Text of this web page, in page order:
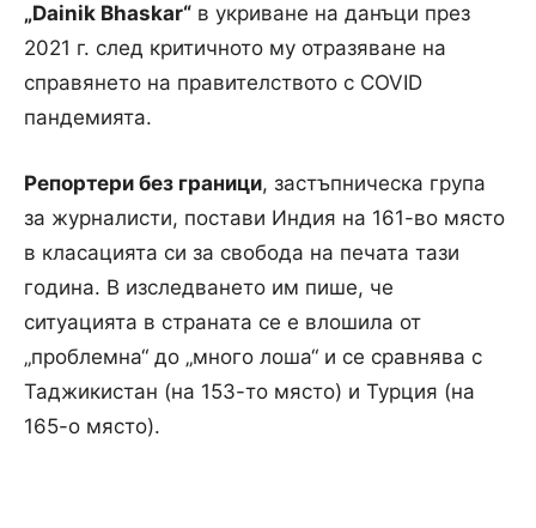
„Dainik Bhaskar“ в укриване на данъци през
2021 г. след критичното му отразяване на
справянето на правителството с COVID
пандемията.
Репортери без граници, застъпническа група
за журналисти, постави Индия на 161-во място
в класацията си за свобода на печата тази
година. В изследването им пише, че
ситуацията в страната се е влошила от
„проблемна“ до „много лоша“ и се сравнява с
Таджикистан (на 153-то място) и Турция (на
165-о място).